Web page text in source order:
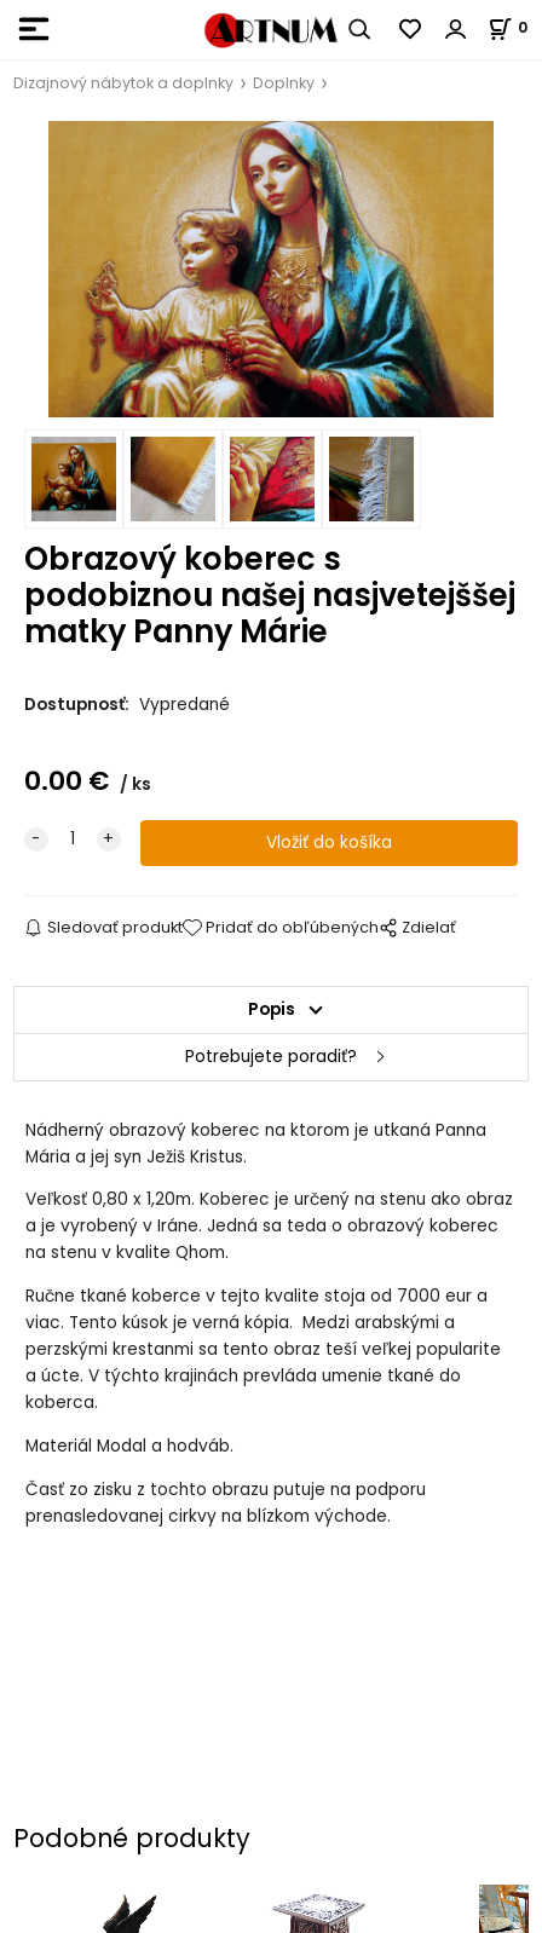
0
Dizajnový nábytok a doplnky Doplnky
Obrazový koberec s
podobiznou našej nasjvetejššej
matky Panny Márie
Dostupnosť: Vypredané
0.00 € ks
Sledovať produkt Pridať do obľúbených Zdielať
Popis
Potrebujete poradiť?
Nádherný obrazový koberec na ktorom je utkaná Panna
Mária a jej syn Ježiš Kristus.
Veľkosť 0,80 x 1,20m. Koberec je určený na stenu ako obraz
a je vyrobený v Iráne. Jedná sa teda o obrazový koberec
na stenu v kvalite Qhom.
Ručne tkané koberce v tejto kvalite stoja od 7000 eur a
viac. Tento kúsok je verná kópia. Medzi arabskými a
perzskými krestanmi sa tento obraz teší veľkej popularite
a úcte. V týchto krajinách prevláda umenie tkané do
koberca.
Materiál Modal a hodváb.
Časť zo zisku z tochto obrazu putuje na podporu
prenasledovanej cirkvy na blízkom východe.
Podobné produkty